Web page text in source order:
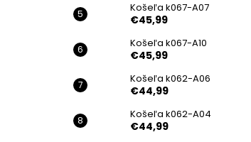
Košeľa k067-A07
€45,99
Košeľa k067-A10
€45,99
Košeľa k062-A06
€44,99
Košeľa k062-A04
€44,99